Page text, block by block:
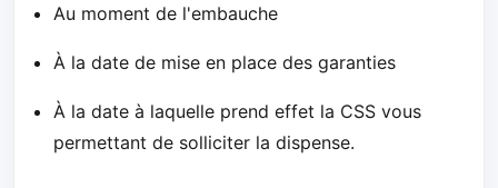
Au moment de l'embauche
À la date de mise en place des garanties
À la date à laquelle prend effet la CSS vous
permettant de solliciter la dispense.